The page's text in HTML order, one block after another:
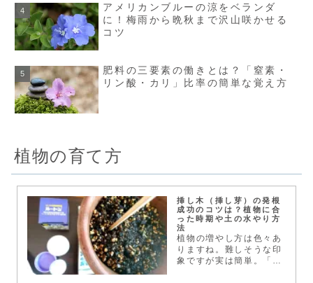
アメリカンブルーの涼をベランダ
に！梅雨から晩秋まで沢山咲かせる
コツ
肥料の三要素の働きとは？「窒素・
リン酸・カリ」比率の簡単な覚え方
植物の育て方
挿し木（挿し芽）の発根
成功のコツは？植物に合
った時期や土の水やり方
法
植物の増やし方は色々あ
りますね。難しそうな印
象ですが実は簡単。「挿